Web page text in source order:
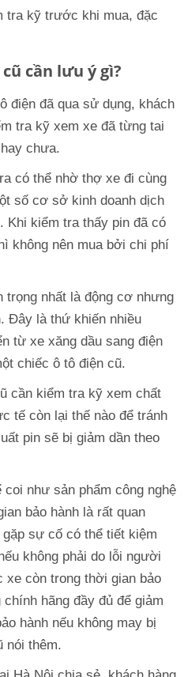
tra kỹ trước khi mua, đặc
cần lưu ý gì?
điện đã qua sử dụng, khách
tra kỹ xem xe đã từng tai
chưa.
có thể nhờ thợ xe đi cùng
số cơ sở kinh doanh dịch
Khi kiểm tra thấy pin đã có
không nên mua bởi chi phí
trọng nhất là động cơ nhưng
Đây là thứ khiến nhiều
từ xe xăng dầu sang điện
chiếc ô tô điện cũ.
cần kiểm tra kỹ xem chất
tế còn lại thế nào để tránh
pin sẽ bị giảm dần theo
như sản phẩm công nghệ
bảo hành là rất quan
sự cố có thể tiết kiệm
không phải do lỗi người
xe còn trong thời gian bảo
hãng đầy đủ để giảm
hành nếu không may bị
nói thêm.